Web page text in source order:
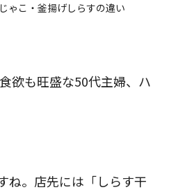
ゃこ・釜揚げしらすの違い
欲も旺盛な50代主婦、ハ
ね。店先には「しらす干